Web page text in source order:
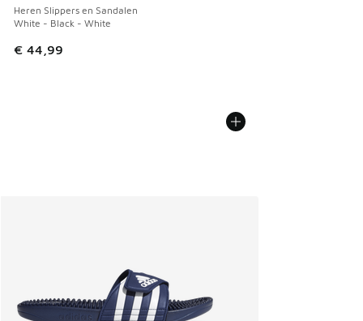
Heren Slippers en Sandalen
White - Black - White
€ 44,99